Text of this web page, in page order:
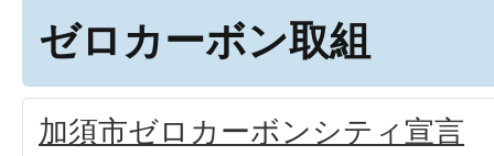
ゼロカーボン取組
加須市ゼロカーボンシティ宣言